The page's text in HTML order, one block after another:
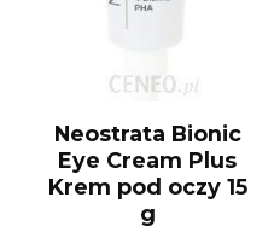
Neostrata Bionic
Eye Cream Plus
Krem pod oczy 15
g